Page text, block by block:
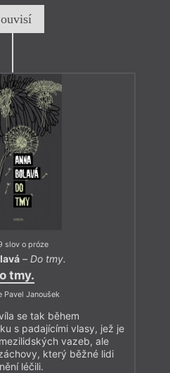
slov o próze
– Do tmy.
tmy.
Pavel Janoušek
se tak během
s padajícími vlasy, jež je
vazeb, ale
který běžné lidi
léčili.